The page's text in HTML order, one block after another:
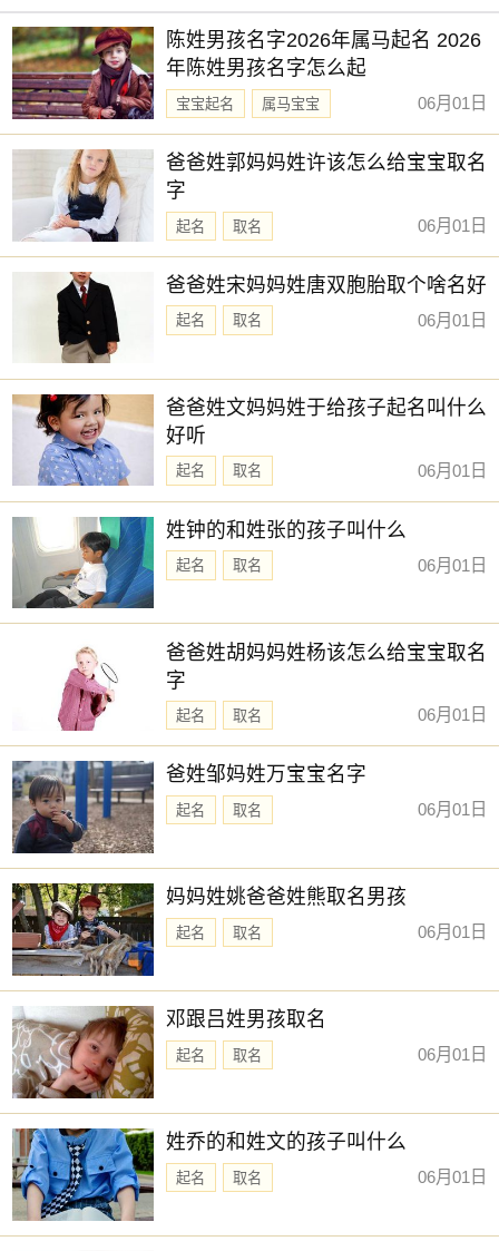
陈姓男孩名字2026年属马起名 2026
年陈姓男孩名字怎么起
宝宝起名
属马宝宝
新生儿取名
06月01日
爸爸姓郭妈妈姓许该怎么给宝宝取名
字
起名 取名 06月01日
爸爸姓宋妈妈姓唐双胞胎取个啥名好
起名 取名 06月01日
爸爸姓文妈妈姓于给孩子起名叫什么
好听
起名 取名 06月01日
姓钟的和姓张的孩子叫什么
起名 取名 06月01日
爸爸姓胡妈妈姓杨该怎么给宝宝取名
字
起名 取名 06月01日
爸姓邹妈姓万宝宝名字
起名 取名 06月01日
妈妈姓姚爸爸姓熊取名男孩
起名 取名 06月01日
邓跟吕姓男孩取名
起名 取名 06月01日
姓乔的和姓文的孩子叫什么
起名 取名 06月01日